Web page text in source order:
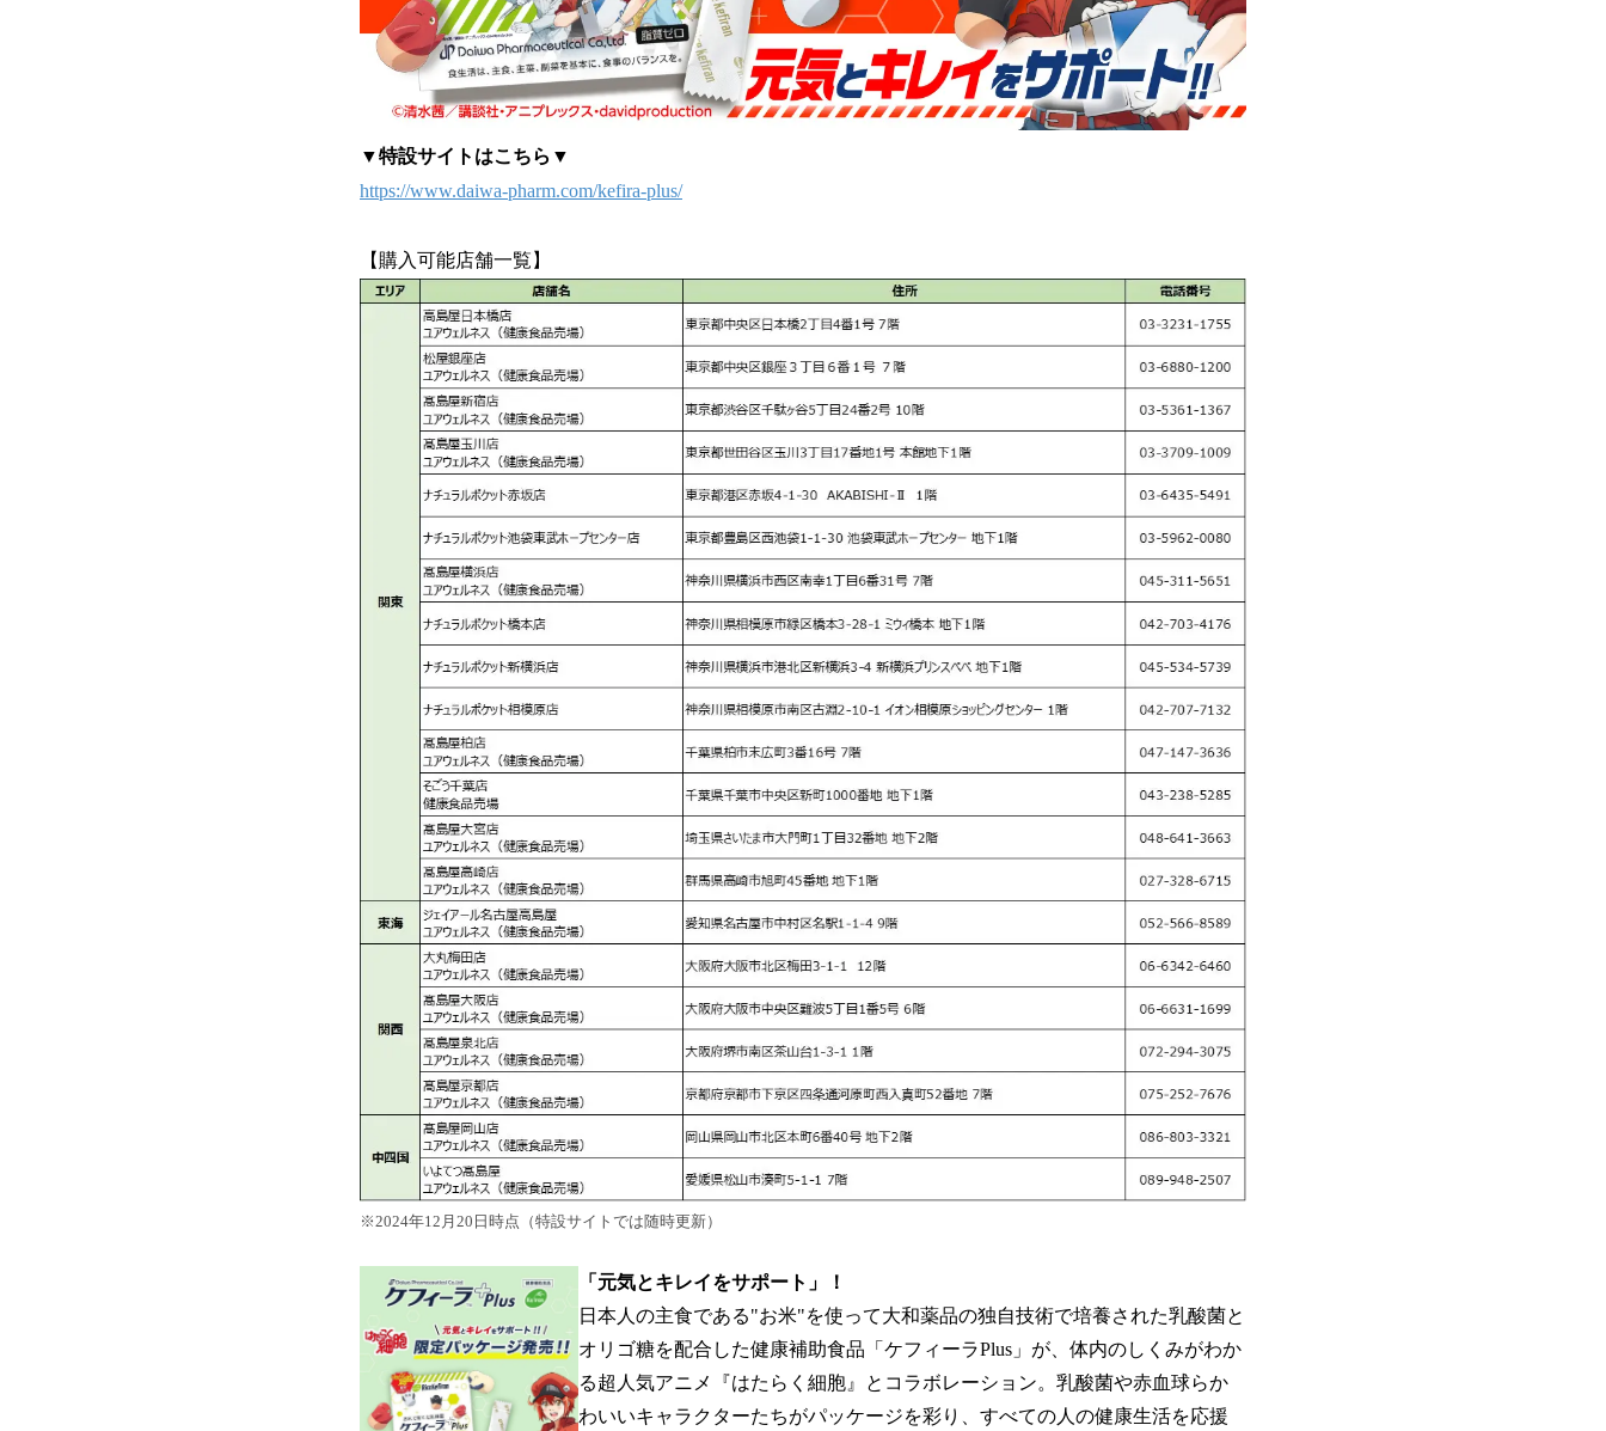
▼特設サイトはこちら▼
https://www.daiwa-pharm.com/kefira-plus/
【購入可能店舗一覧】
※2024年12月20日時点（特設サイトでは随時更新）
「元気とキレイをサポート」！
日本人の主食である"お米"を使って大和薬品の独自技術で培養された乳酸菌と
オリゴ糖を配合した健康補助食品「ケフィーラPlus」が、体内のしくみがわか
る超人気アニメ『はたらく細胞』とコラボレーション。乳酸菌や赤血球らか
わいいキャラクターたちがパッケージを彩り、すべての人の健康生活を応援